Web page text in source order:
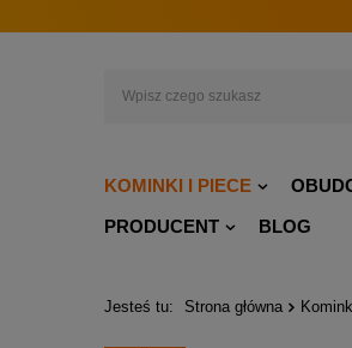
KOMINKI I PIECE
PRODUCENT
BLOG
Jesteś tu: Strona główna